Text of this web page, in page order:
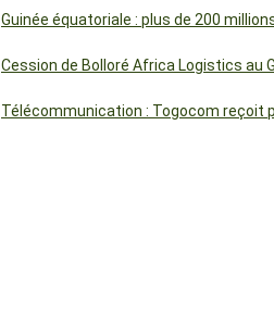
Guinée équatoriale : plus de 200
Cession de Bolloré Africa Logistics au
Télécommunication : Togocom reçoit